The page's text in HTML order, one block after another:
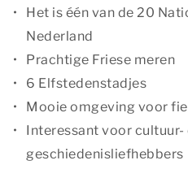
Het is één van de 20
Nederland
Prachtige Friese meren
6 Elfstedenstadjes
Mooie omgeving voor
Interessant voor cultuur-
geschiedenisliefhebbers